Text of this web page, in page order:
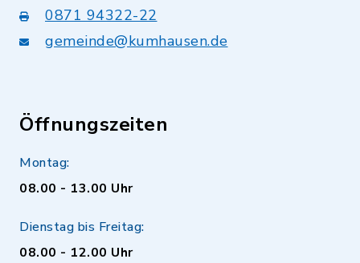
0871 94322-22
gemeinde@kumhausen.de
Öffnungszeiten
Montag:
08.00 - 13.00 Uhr
Dienstag bis Freitag:
08.00 - 12.00 Uhr